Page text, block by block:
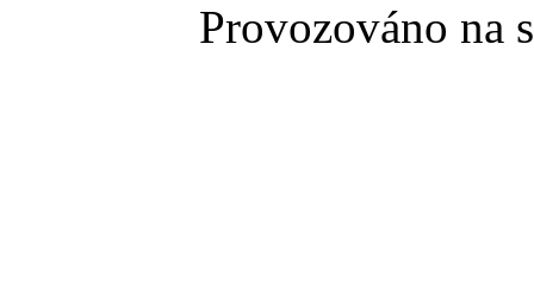
Provozováno na